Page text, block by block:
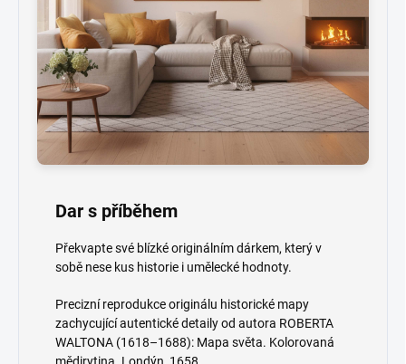
Dar s příběhem
Překvapte své blízké originálním dárkem, který v
sobě nese kus historie i umělecké hodnoty.
Precizní reprodukce originálu historické mapy
zachycující autentické detaily od autora ROBERTA
WALTONA (1618–1688): Mapa světa. Kolorovaná